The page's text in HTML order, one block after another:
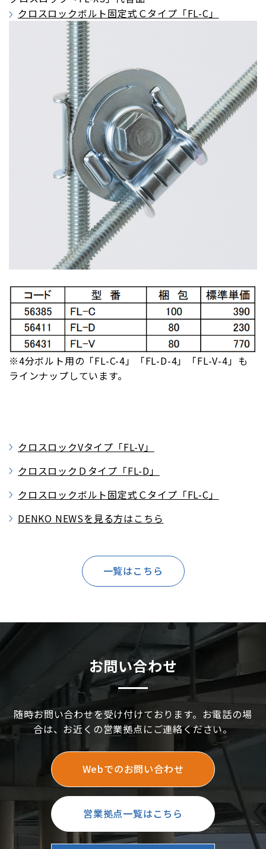
クロスロックボルト固定式Ｃタイプ「FL-C」
※4分ボルト用の「FL-C-4」「FL-D-4」「FL-V-4」も
ラインナップしています。
クロスロックVタイプ「FL-V」
クロスロックＤタイプ「FL-D」
クロスロックボルト固定式Ｃタイプ「FL-C」
DENKO NEWSを見る方はこちら
一覧はこちら
お問い合わせ
随時お問い合わせを受け付けております。お電話の場
合は、お近くの営業拠点にご連絡ください。
Webでのお問い合わせ
営業拠点一覧はこちら